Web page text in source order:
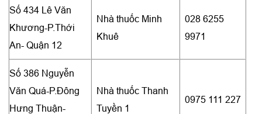
Số 434 Lê Văn
Khương-P.Thới
An- Quận 12
Nhà thuốc Minh
Khuê
028 6255
9971
Số 386 Nguyễn
Văn Quá-P.Đông
Hưng Thuận-
Nhà thuốc Thanh
Tuyền 1
0975 111 227